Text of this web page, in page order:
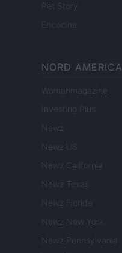
Pet Story
Encocina
NORD AMERICA
Womanmagazine
Investing Plus
Newz
Newz US
Newz California
Newz Texas
Newz Florida
Newz New York
Newz Pennsylvania